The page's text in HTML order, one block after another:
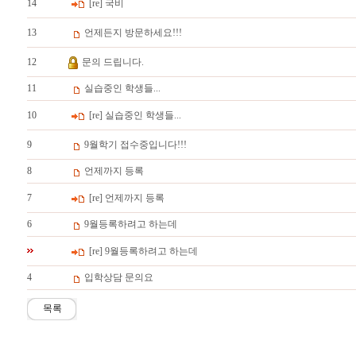
14 [re] 국비
13 언제든지 방문하세요!!!
12 문의 드립니다.
11 실습중인 학생들...
10 [re] 실습중인 학생들...
9 9월학기 접수중입니다!!!
8 언제까지 등록
7 [re] 언제까지 등록
6 9월등록하려고 하는데
[re] 9월등록하려고 하는데
4 입학상담 문의요
목록